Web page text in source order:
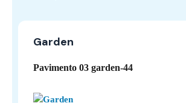
Garden
Pavimento 03 garden-44